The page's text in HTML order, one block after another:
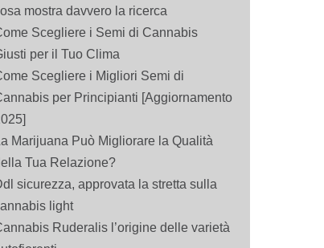
mostra davvero la ricerca
Scegliere i Semi di Cannabis
per il Tuo Clima
Scegliere i Migliori Semi di
per Principianti [Aggiornamento
Marijuana Può Migliorare la Qualità
Tua Relazione?
sicurezza, approvata la stretta sulla
light
Ruderalis l’origine delle varietà